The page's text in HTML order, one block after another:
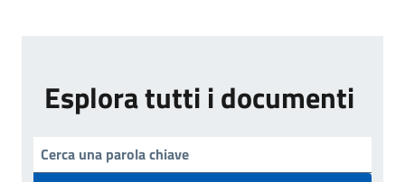
Esplora tutti i documenti